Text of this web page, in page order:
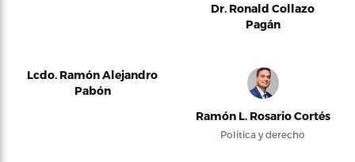
Dr. Ronald Collazo
Pagán
Lcdo. Ramón Alejandro
Pabón
Ramón L. Rosario Cortés
Política y derecho